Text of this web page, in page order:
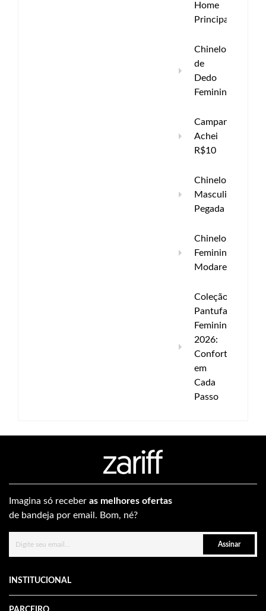
Home
Principal
Chinelo
de
Dedo
Feminino
Campanha
Achei
R$10
Chinelo
Masculino
Pegada
Chinelo
Feminino
Modare
Coleção
Pantufas
Femininas
2026:
Conforto
em
Cada
Passo
Imagina só receber as melhores ofertas
de bandeja por email. Bom, né?
Assinar
INSTITUCIONAL